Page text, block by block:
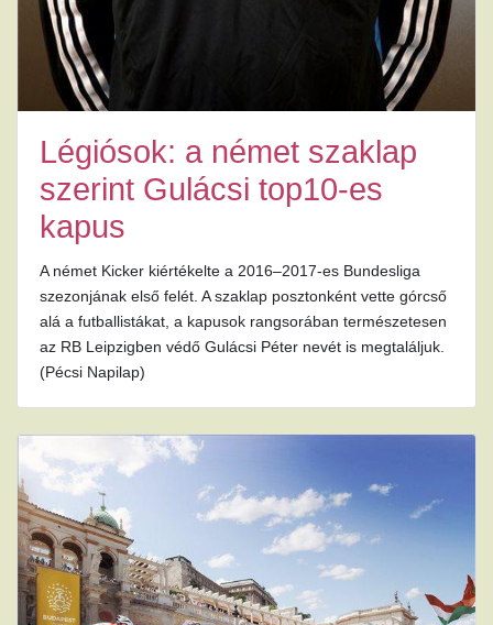
Légiósok: a német szaklap
szerint Gulácsi top10-es
kapus
A német Kicker kiértékelte a 2016–2017-es Bundesliga
szezonjának első felét. A szaklap posztonként vette górcső
alá a futballistákat, a kapusok rangsorában természetesen
az RB Leipzigben védő Gulácsi Péter nevét is megtaláljuk.
(Pécsi Napilap)